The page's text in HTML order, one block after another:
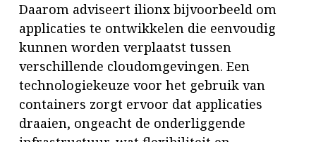
Daarom adviseert ilionx bijvoorbeeld om
applicaties te ontwikkelen die eenvoudig
kunnen worden verplaatst tussen
verschillende cloudomgevingen. Een
technologiekeuze voor het gebruik van
containers zorgt ervoor dat applicaties
draaien, ongeacht de onderliggende